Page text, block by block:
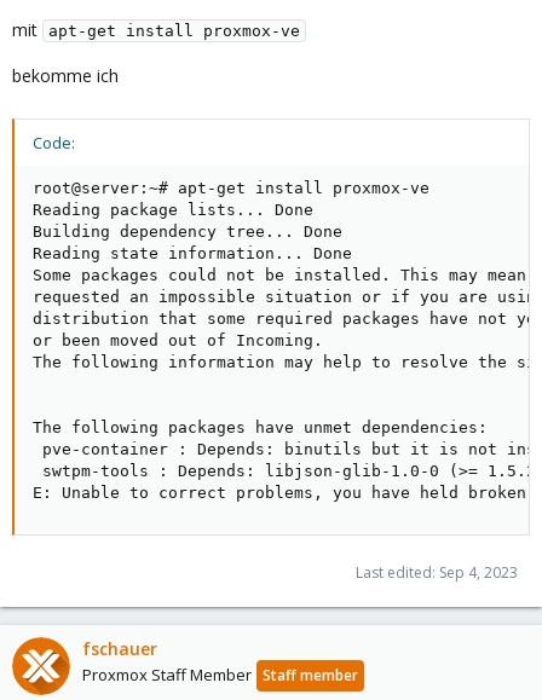
mit apt-get install proxmox-ve
bekomme ich
Code:
root@server:~# apt-get install proxmox-ve
Reading package lists... Done
Building dependency tree... Done
Reading state information... Done
Some packages could not be installed. This may mean
requested an impossible situation or if you are
distribution that some required packages have not
or been moved out of Incoming.
The following information may help to resolve the
The following packages have unmet dependencies:
pve-container : Depends: binutils but it is not
swtpm-tools : Depends: libjson-glib-1.0-0 (>=
E: Unable to correct problems, you have held broken
Last edited: Sep 4, 2023
fschauer
Proxmox Staff Member Staff member